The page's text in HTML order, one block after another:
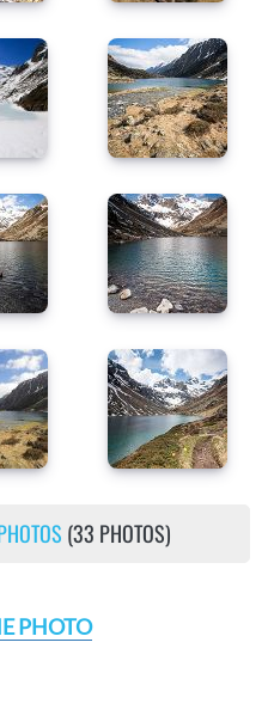
(33 PHOTOS)
PHOTO